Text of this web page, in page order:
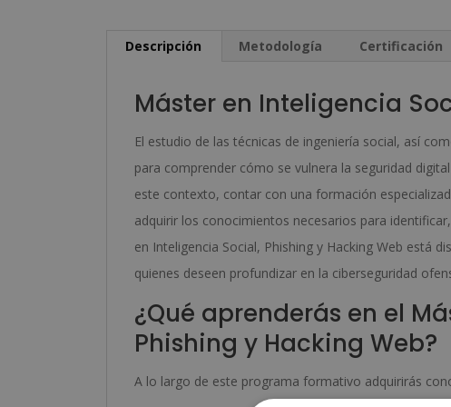
Descripción Metodología Certificación
Máster en Inteligencia
El estudio de las técnicas de ingeniería social, así
para comprender cómo se vulnera la seguridad
este contexto, contar con una formación
adquirir los conocimientos necesarios para
en Inteligencia Social, Phishing y Hacking Web está
quienes deseen profundizar en la ciberseguridad
¿Qué aprenderás en el
Phishing y Hacking Web?
A lo largo de este programa formativo adquirirás